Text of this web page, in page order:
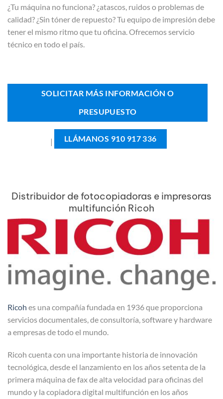
¿Tu máquina no funciona? ¿atascos, ruidos o problemas de
calidad? ¿Sin tóner de repuesto? Tu equipo de impresión debe
tener el mismo ritmo que tu oficina. Ofrecemos servicio
técnico en todo el país.
SOLICITAR MÁS INFORMACIÓN O
PRESUPUESTO
| LLÁMANOS 910 917 336
Distribuidor de fotocopiadoras e impresoras
multifunción Ricoh
Ricoh es una compañía fundada en 1936 que proporciona
servicios documentales, de consultoría, software y hardware
a empresas de todo el mundo.
Ricoh cuenta con una importante historia de innovación
tecnológica, desde el lanzamiento en los años setenta de la
primera máquina de fax de alta velocidad para oficinas del
mundo y la copiadora digital multifunción en los años